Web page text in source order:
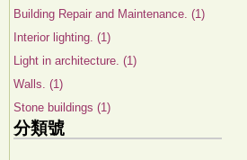
Building Repair and Maintenance. (1)
Interior lighting. (1)
Light in architecture. (1)
Walls. (1)
Stone buildings (1)
分類號